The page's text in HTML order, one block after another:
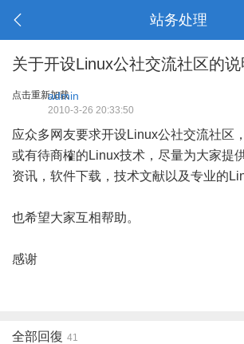
站务处理
关于开设Linux公社交流社区的说
点击重新加载
admin
2010-3-26 20:33:50
应众多网友要求开设Linux公社交流社区
或有待商榷的Linux技术，尽量为大家提
资讯，软件下载，技术文献以及专业的
也希望大家互相帮助。
感谢
全部回復 41